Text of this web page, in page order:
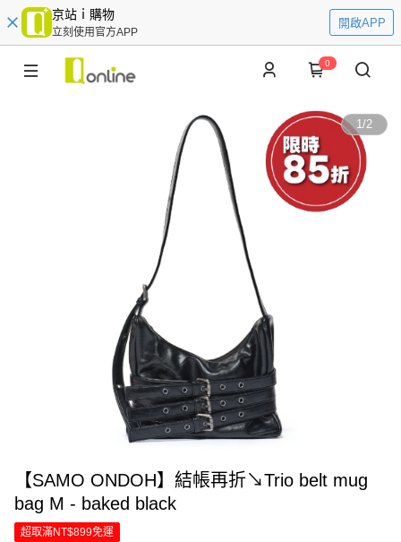
京站ｉ購物
立刻使用官方APP
開啟APP
0
1/2
【SAMO ONDOH】結帳再折↘Trio belt mug
bag M - baked black
超取滿NT$899免運